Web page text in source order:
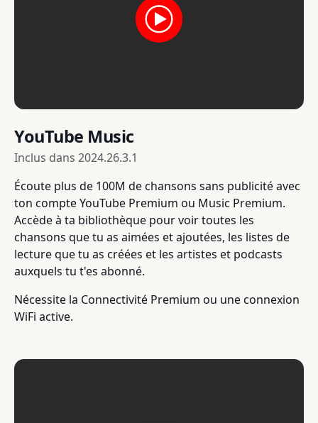
YouTube Music
Inclus dans 2024.26.3.1
Écoute plus de 100M de chansons sans publicité avec
ton compte YouTube Premium ou Music Premium.
Accède à ta bibliothèque pour voir toutes les
chansons que tu as aimées et ajoutées, les listes de
lecture que tu as créées et les artistes et podcasts
auxquels tu t'es abonné.
Nécessite la Connectivité Premium ou une connexion
WiFi active.